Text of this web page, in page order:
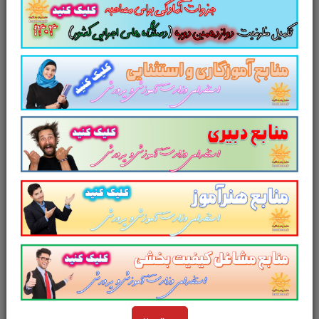
یادگیری دیدن فرمایید.
و
در یک نمای کلی:
خلاصهجلد اولکتاب
راه رشد
آیت الله حائری شیرازی
خلاصهجلد دومکتابراه رشد
آیت الله حائری شیرازی